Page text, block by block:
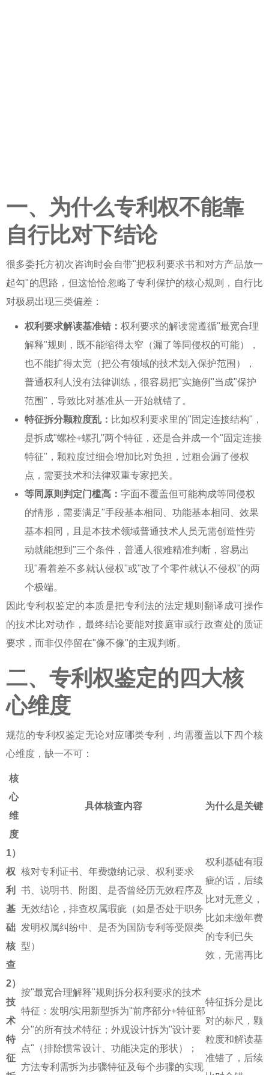
一、为什么专利权不能靠
自行比对下结论
很多委托方初次咨询时会自带"把权利要求书和对方产品放一
起勾"的思路，但这恰恰忽略了专利保护的核心规则，自行比
对极易出现三类偏差：
权利要求解读基准错：权利要求的解读需遵循"最宽合理
解释"规则，既不能缩得太窄（漏了等同侵权的可能），
也不能扩得太宽（把公有领域的技术划入保护范围），
普通权利人没有法律训练，很容易把"实施例"当成"保护
范围"，导致比对基准从一开始就错了。
特征拆分颗粒度乱： 比如权利要求里的"固定连接结构"，
是拆成"螺栓+螺孔"两个特征，还是合并成一个"固定连接
特征"，颗粒度过细会增加比对负担，过粗会漏了侵权
点，需要技术和法律双重专家把关。
等同原则判定门槛高：字面不覆盖但可能构成等同侵权
的情形，需要满足"手段基本相同、功能基本相同、效果
基本相同，且是本技术领域普通技术人员无需创造性劳
动就能想到"三个条件，普通人很难精准判断，容易出
现"看着差不多就认侵权"或"改了个零件就认不侵权"的两
个极端。
因此专利权鉴定的本质是把专利法的法定规则翻译成可操作
的技术比对动作，最终结论要能对接庭审或行政查处的质证
要求，而非仅停留在"像不像"的主观判断。
二、专利权鉴定的四大核
心维度
规范的专利权鉴定无论对应哪类专利，均需覆盖以下四个核
心维度，缺一不可：
核
心
维
度
具体核查内容 为什么是关键
1）
权
利
基
础
核
查
核对专利证书、年费缴纳记录、权利要求
书、说明书、附图、是否曾经历无效程序及
无效结论，排查权属瑕疵（如是否处于职务
发明权属纠纷中、是否为国防专利等受限类
型）
权利基础有瑕
疵的话，后续
比对无意义，
比如未缴年费
的专利已失
效，无需再比
2）
技
术
特
征
按"最宽合理解释"规则拆分权利要求的技术
特征：发明/实用新型拆为"前序部分+特征部
分"的所有技术特征；外观设计拆为"设计要
点"（排除惯常设计、功能决定的形状）；
方法专利需拆为步骤特征及每个步骤的实现
特征拆分是比
对的标尺，颗
粒度和解读基
准错了，后续